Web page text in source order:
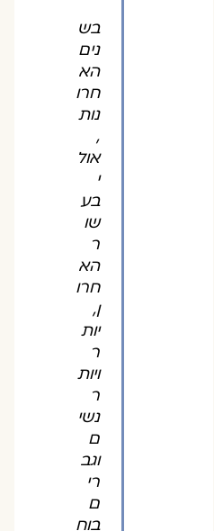
בש
נים
הא
חרו
נות
אול
בע
שו
ר
הא
חרו
יות
ר
ויות
ר
נשי
ם
וגב
רי
ם
בוח